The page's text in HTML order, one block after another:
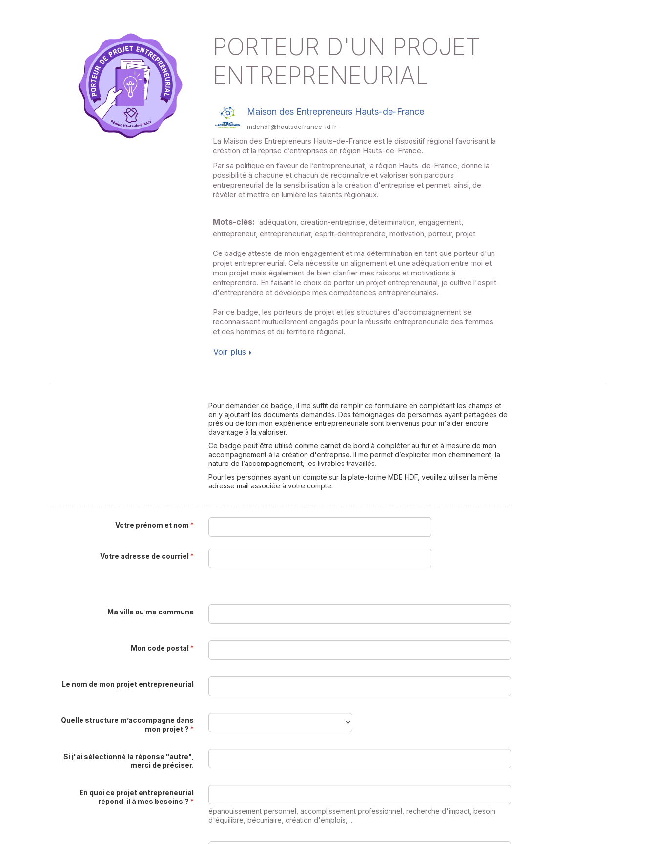
PORTEUR D'UN PROJET
ENTREPRENEURIAL
Maison des Entrepreneurs Hauts-de-France
mdehdf@hautsdefrance-id.fr
La Maison des Entrepreneurs Hauts-de-France est le dispositif régional favorisant la
création et la reprise d’entreprises en région Hauts-de-France.
Par sa politique en faveur de l’entrepreneuriat, la région Hauts-de-France, donne la
possibilité à chacune et chacun de reconnaître et valoriser son parcours
entrepreneurial de la sensibilisation à la création d'entreprise et permet, ainsi, de
révéler et mettre en lumière les talents régionaux.
Mots-clés: adéquation, creation-entreprise, détermination, engagement,
entrepreneur, entrepreneuriat, esprit-dentreprendre, motivation, porteur, projet
Ce badge atteste de mon engagement et ma détermination en tant que porteur d'un
projet entrepreneurial. Cela nécessite un alignement et une adéquation entre moi et
mon projet mais également de bien clarifier mes raisons et motivations à
entreprendre. En faisant le choix de porter un projet entrepreneurial, je cultive l'esprit
d'entreprendre et développe mes compétences entrepreneuriales.
Par ce badge, les porteurs de projet et les structures d'accompagnement se
reconnaissent mutuellement engagés pour la réussite entrepreneuriale des femmes
et des hommes et du territoire régional.
Voir plus
Pour demander ce badge, il me suffit de remplir ce formulaire en complétant les champs et
en y ajoutant les documents demandés. Des témoignages de personnes ayant partagées de
près ou de loin mon expérience entrepreneuriale sont bienvenus pour m'aider encore
davantage à la valoriser.
Ce badge peut être utilisé comme carnet de bord à compléter au fur et à mesure de mon
accompagnement à la création d'entreprise. Il me permet d’expliciter mon cheminement, la
nature de l’accompagnement, les livrables travaillés.
Pour les personnes ayant un compte sur la plate-forme MDE HDF, veuillez utiliser la même
adresse mail associée à votre compte.
Votre prénom et nom *
Votre adresse de courriel *
Ma ville ou ma commune
Mon code postal *
Le nom de mon projet entrepreneurial
Quelle structure m’accompagne dans
mon projet ? *
Si j'ai sélectionné la réponse "autre",
merci de préciser.
En quoi ce projet entrepreneurial
répond-il à mes besoins ? *
épanouissement personnel, accomplissement professionnel, recherche d'impact, besoin
d'équilibre, pécuniaire, création d'emplois, ...